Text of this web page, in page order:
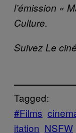
l’émission «
Culture.
Suivez Le
Tagged:
#Films
itation NSFW